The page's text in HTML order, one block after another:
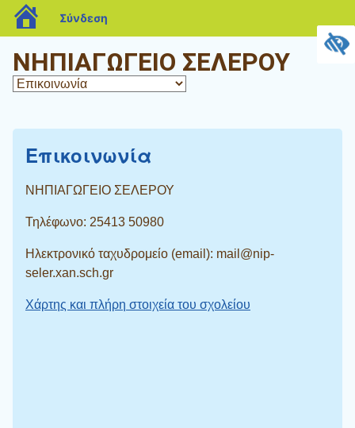
ΝΗΠΙΑΓΩΓΕΙΟ ΣΕΛΕΡΟΥ
Επικοινωνία
ΝΗΠΙΑΓΩΓΕΙΟ ΣΕΛΕΡΟΥ
Τηλέφωνο: 25413 50980
Ηλεκτρονικό ταχυδρομείο (email): mail@nip-
seler.xan.sch.gr
Χάρτης και πλήρη στοιχεία του σχολείου
blogs.sch.gr
Σύνδεση